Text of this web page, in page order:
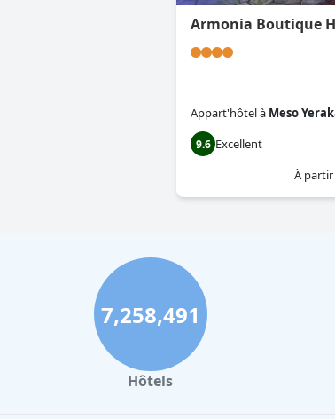
Armonia Boutique
Appart'hôtelà Meso
9.6 Excellent
À
7,258,491
Hôtels